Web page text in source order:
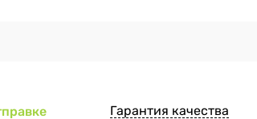
Гарантия качества